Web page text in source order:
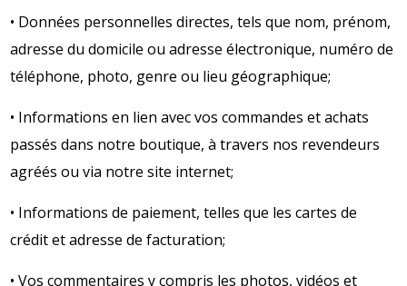
• Données personnelles directes, tels que nom, prénom,
adresse du domicile ou adresse électronique, numéro de
téléphone, photo, genre ou lieu géographique;
• Informations en lien avec vos commandes et achats
passés dans notre boutique, à travers nos revendeurs
agréés ou via notre site internet;
• Informations de paiement, telles que les cartes de
crédit et adresse de facturation;
• Vos commentaires y compris les photos, vidéos et